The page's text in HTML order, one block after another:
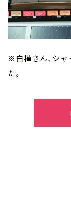
※白樺さん、シ
た。